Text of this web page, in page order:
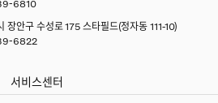
6810
장안구 수성로 175 스타필드(정자동 111-10)
6822
서비스센터